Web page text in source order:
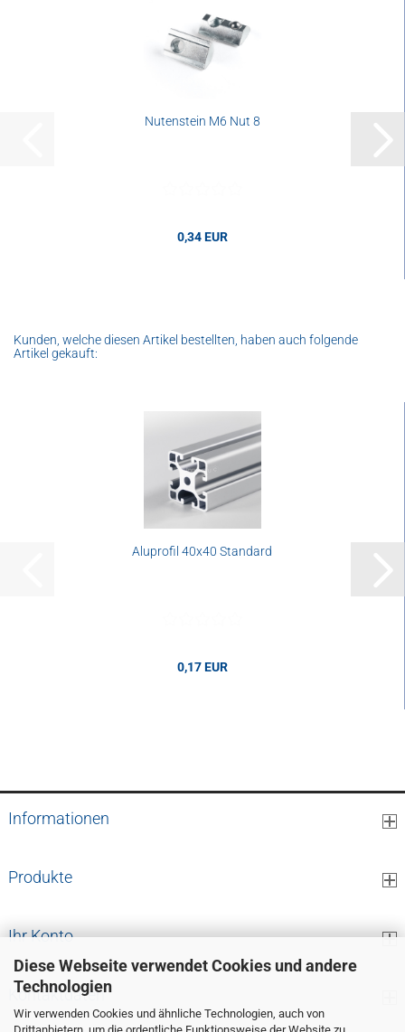
Diese Webseite verwendet Cookies und andere
Technologien
Wir verwenden Cookies und ähnliche Technologien, auch von
Drittanbietern, um die ordentliche Funktionsweise der Website zu
Nutenstein M6 Nut 8
0,34 EUR
Kunden, welche diesen Artikel bestellten, haben auch folgende
Artikel gekauft:
Aluprofil 40x40 Standard
0,17 EUR
Informationen
Produkte
Ihr Konto
Kontaktdaten